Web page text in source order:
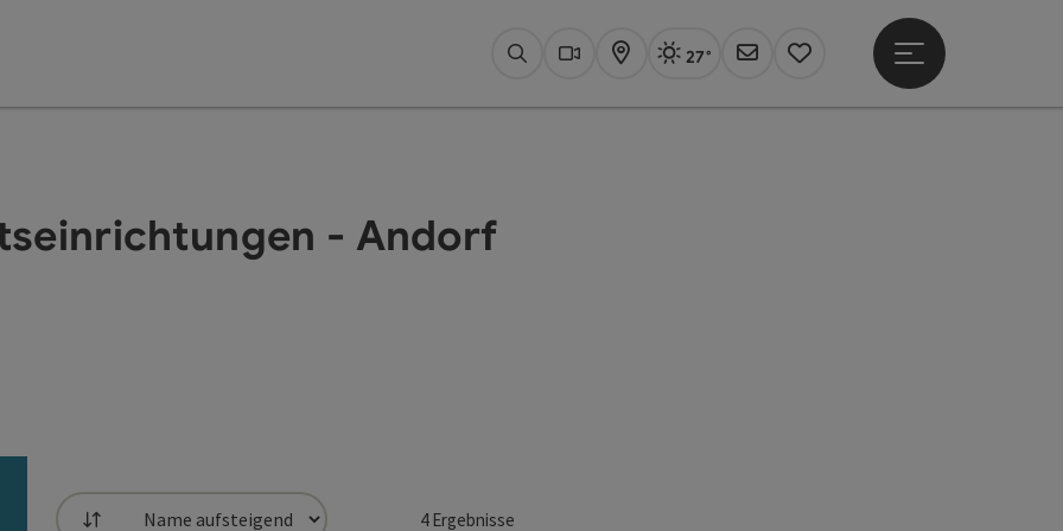
SuchenWebcams
KarteAktuelles Wetter Linz, sonnig
27°
Newsletter
Merkzettel
Hauptmenü öffnen
- Andorf
4Ergebnisse